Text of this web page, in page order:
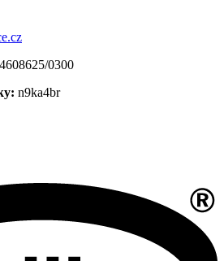
0300
n9ka4br